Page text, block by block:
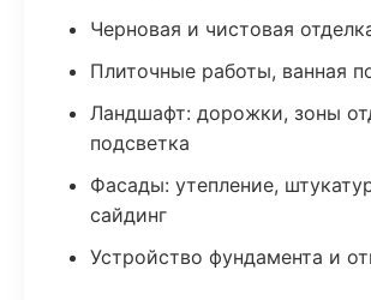
Черновая и чистовая
Плиточные работы, ванная
Ландшафт: дорожки, зоны
подсветка
Фасады: утепление,
сайдинг
Устройство фундамента и